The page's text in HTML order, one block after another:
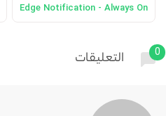
Edge Notification - Always On
0 التعليقات